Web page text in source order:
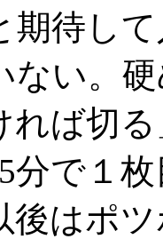
期待し
ない。
れば切
で１
後はポ